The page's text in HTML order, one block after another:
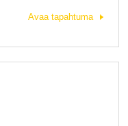
Avaa tapahtuma